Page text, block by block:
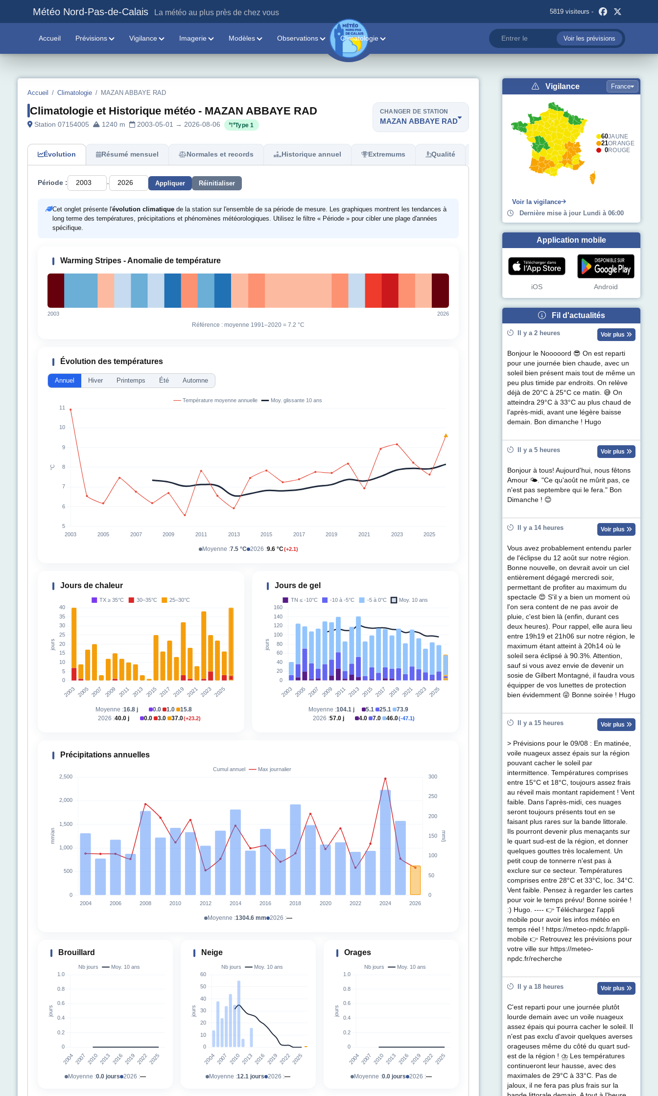
Météo Nord-Pas-de-Calais La météo au plus près de chez vous 5819 visiteurs -
Accueil Prévisions Vigilance Imagerie Modèles Observations Climatologie Voir les prévisions
Accueil / Climatologie / MAZAN ABBAYE RAD
Climatologie et Historique météo - MAZAN ABBAYE RAD
Station 07154005 1240 m 2003-05-01 → 2026-08-06 Type 1
CHANGER DE STATION
MAZAN ABBAYE RAD
Évolution Résumé mensuel Normales et records Historique annuel Extremums Qualité
Période : - Appliquer Réinitialiser
Cet onglet présente l'évolution climatique de la station sur l'ensemble de sa période de mesure. Les graphiques montrent les tendances à
long terme des températures, précipitations et phénomènes météorologiques. Utilisez le filtre « Période » pour cibler une plage d'années
spécifique.
Warming Stripes - Anomalie de température
2003 2026
Référence : moyenne 1991–2020 = 7.2 °C
Évolution des températures
Annuel Hiver Printemps Été Automne
Moyenne :7.5 °C 2026 :9.6 °C(+2.1)
Jours de chaleur
Moyenne :16.8 j 0.0 1.0
15.8
2026 :40.0 j 0.0 3.0 37.0(+23.2)
Jours de gel
Moyenne :104.1 j 5.1 25.1
73.9
2026 :57.0 j 4.0 7.0 46.0(-47.1)
Précipitations annuelles
Moyenne :1304.6 mm 2026 :—
Brouillard
Moyenne :0.0 jours 2026 :—
Neige
Moyenne :12.1 jours 2026 :—
Orages
Moyenne :0.0 jours 2026 :—
Vigilance France
60JAUNE
21ORANGE
0ROUGE
Voir la vigilance
Dernière mise à jour Lundi à 06:00
Application mobile
iOS Android
Fil d'actualités
Il y a 2 heures Voir plus
Bonjour le Nooooord 😎 On est reparti
pour une journée bien chaude, avec un
soleil bien présent mais tout de même un
peu plus timide par endroits. On relève
déjà de 20°C à 25°C ce matin. 😅 On
atteindra 29°C à 33°C au plus chaud de
l’après-midi, avant une légère baisse
demain. Bon dimanche ! Hugo
Il y a 5 heures Voir plus
Bonjour à tous! Aujourd'hui, nous fêtons
Amour 🌤. "Ce qu'août ne mûrit pas, ce
n'est pas septembre qui le fera." Bon
Dimanche ! 😊
Il y a 14 heures Voir plus
Vous avez probablement entendu parler
de l'éclipse du 12 août sur notre région.
Bonne nouvelle, on devrait avoir un ciel
entièrement dégagé mercredi soir,
permettant de profiter au maximum du
spectacle 😍 S'il y a bien un moment où
l'on sera content de ne pas avoir de
pluie, c'est bien là (enfin, durant ces
deux heures). Pour rappel, elle aura lieu
entre 19h19 et 21h06 sur notre région, le
maximum étant atteint à 20h14 où le
soleil sera éclipsé à 90.3%. Attention,
sauf si vous avez envie de devenir un
sosie de Gilbert Montagné, il faudra vous
équipper de vos lunettes de protection
bien évidemment 😜 Bonne soirée ! Hugo
Il y a 15 heures Voir plus
> Prévisions pour le 09/08 : En matinée,
voile nuageux assez épais sur la région
pouvant cacher le soleil par
intermittence. Températures comprises
entre 15°C et 18°C, toujours assez frais
au réveil mais montant rapidement ! Vent
faible. Dans l'après-midi, ces nuages
seront toujours présents tout en se
faisant plus rares sur la bande littorale.
Ils pourront devenir plus menaçants sur
le quart sud-est de la région, et donner
quelques gouttes très localement. Un
petit coup de tonnerre n'est pas à
exclure sur ce secteur. Températures
comprises entre 28°C et 33°C, loc. 34°C.
Vent faible. Pensez à regarder les cartes
pour voir le temps prévu! Bonne soirée !
:) Hugo. ---- 👉 Téléchargez l'appli
mobile pour avoir les infos météo en
temps réel ! https://meteo-npdc.fr/appli-
mobile 👉 Retrouvez les prévisions pour
votre ville sur https://meteo-
npdc.fr/recherche
Il y a 18 heures Voir plus
C'est reparti pour une journée plutôt
lourde demain avec un voile nuageux
assez épais qui pourra cacher le soleil. Il
n'est pas exclu d'avoir quelques averses
orageuses même du côté du quart sud-
est de la région ! ⛈ Les températures
continueront leur hausse, avec des
maximales de 29°C à 33°C. Pas de
jaloux, il ne fera pas plus frais sur la